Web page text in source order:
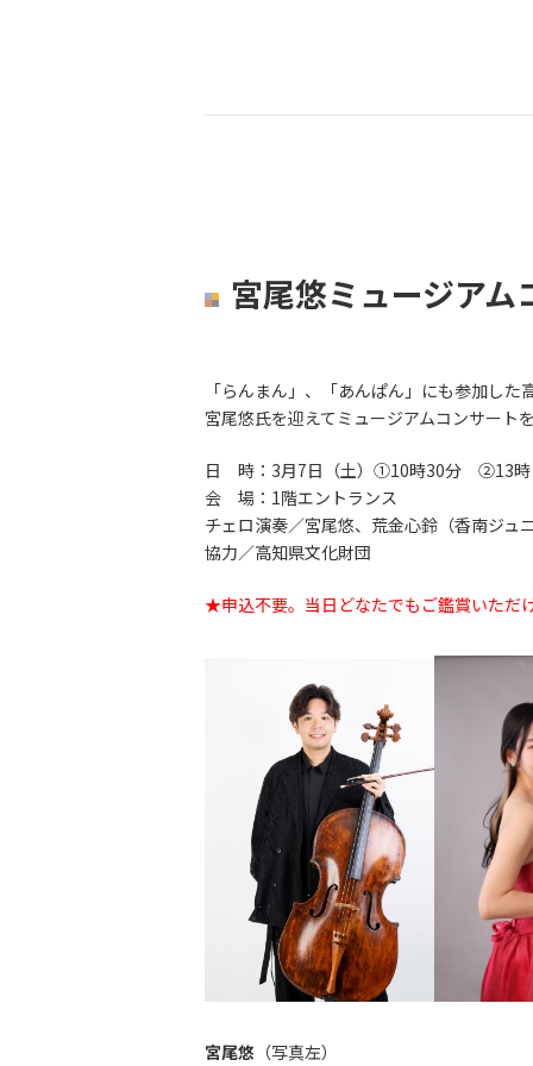
宮尾悠ミュージアム
「らんまん」、「あんぱん」にも参加した
宮尾悠氏を迎えてミュージアムコンサート
日 時：3月7日（土）①10時30分 ②13時
会 場：1階エントランス
チェロ演奏／宮尾悠、荒金心鈴（香南ジュ
協力／高知県文化財団
★申込不要。当日どなたでもご鑑賞いただ
宮尾悠 （写真左）